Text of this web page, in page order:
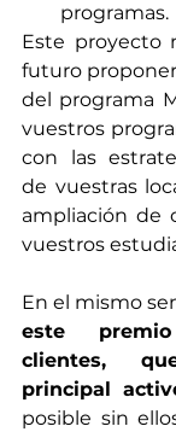
programas.
Este proyecto
futuro
del programa
vuestros
con las
de vuestras
ampliación de
vuestros
En el mismo
este
clientes,
principal
posible sin